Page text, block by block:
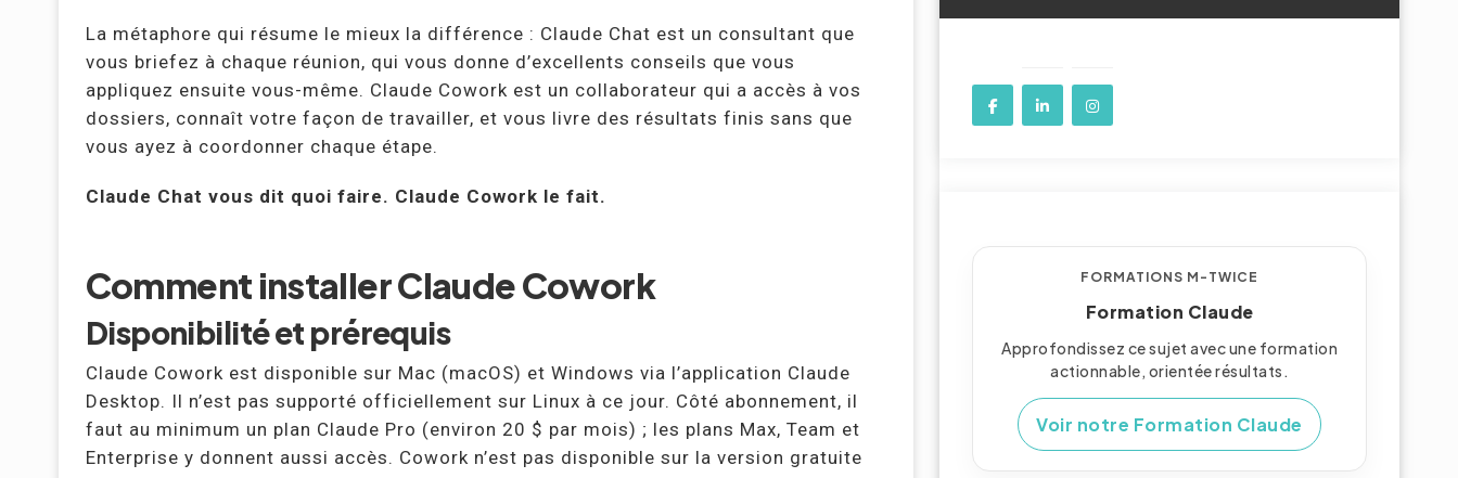
La métaphore qui résume le mieux la différence : Claude Chat est un consultant que
vous briefez à chaque réunion, qui vous donne d’excellents conseils que vous
appliquez ensuite vous-même. Claude Cowork est un collaborateur qui a accès à vos
dossiers, connaît votre façon de travailler, et vous livre des résultats finis sans que
vous ayez à coordonner chaque étape.
Claude Chat vous dit quoi faire. Claude Cowork le fait.
Comment installer Claude Cowork
Disponibilité et prérequis
Claude Cowork est disponible sur Mac (macOS) et Windows via l’application Claude
Desktop. Il n’est pas supporté officiellement sur Linux à ce jour. Côté abonnement, il
faut au minimum un plan Claude Pro (environ 20 $ par mois) ; les plans Max, Team et
Enterprise y donnent aussi accès. Cowork n’est pas disponible sur la version gratuite
FORMATIONS M-TWICE
Formation Claude
Approfondissez ce sujet avec une formation
actionnable, orientée résultats.
Voir notre Formation Claude